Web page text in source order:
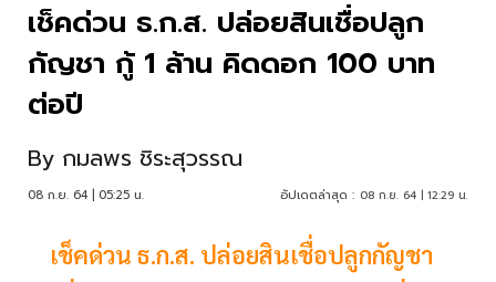
เช็คด่วน ธ.ก.ส. ปล่อยสินเชื่อปลูก
กัญชา กู้ 1 ล้าน คิดดอก 100 บาท
ต่อปี
By กมลพร ชิระสุวรรณ
08 ก.ย. 64 | 05:25 น. อัปเดตล่าสุด : 08 ก.ย. 64 | 12:29 น.
เช็คด่วน ธ.ก.ส. ปล่อยสินเชื่อปลูกกัญชา